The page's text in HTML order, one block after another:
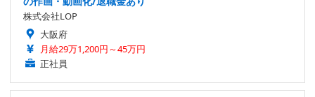
株式会社LOP
大阪府
月給29万1,200円～45万円
正社員